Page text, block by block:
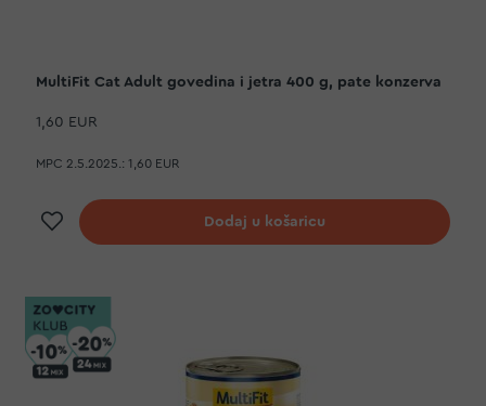
MultiFit Cat Adult govedina i jetra 400 g, pate konzerva
1,60 EUR
MPC 2.5.2025.: 1,60 EUR
Dodaj na listu želja
Dodaj u košaricu